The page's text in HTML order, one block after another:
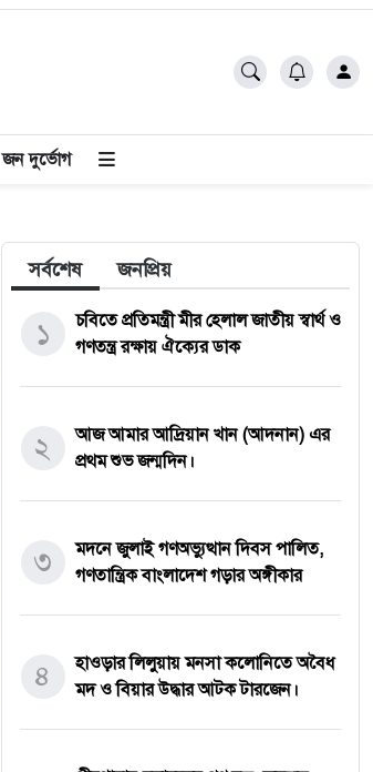
জন দুর্ভোগ
সর্বশেষ জনপ্রিয়
১
চবিতে প্রতিমন্ত্রী মীর হেলাল জাতীয় স্বার্থ ও
গণতন্ত্র রক্ষায় ঐক্যের ডাক
২
আজ আমার আদ্রিয়ান খান (আদনান) এর
প্রথম শুভ জন্মদিন।
৩
মদনে জুলাই গণঅভ্যুত্থান দিবস পালিত,
গণতান্ত্রিক বাংলাদেশ গড়ার অঙ্গীকার
৪
হাওড়ার লিলুয়ায় মনসা কলোনিতে অবৈধ
মদ ও বিয়ার উদ্ধার আটক টারজেন।